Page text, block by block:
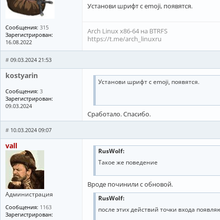
Сообщения: 315
Зарегистрирован:
16.08.2022
Установи шрифт с emoji, появятся.
Arch Linux x86-64 на BTRFS
https://t.me/arch_linuxru
kostyarin
Сообщения: 3
Зарегистрирован:
09.03.2024
# 09.03.2024 21:53
Установи шрифт с emoji, появятся.
Сработало. Спасибо.
vall
Администрация
Сообщения: 1163
Зарегистрирован:
# 10.03.2024 09:07
RusWolf:
Такое же поведение
Вроде починили с обновой.
RusWolf:
после этих действий точки входа